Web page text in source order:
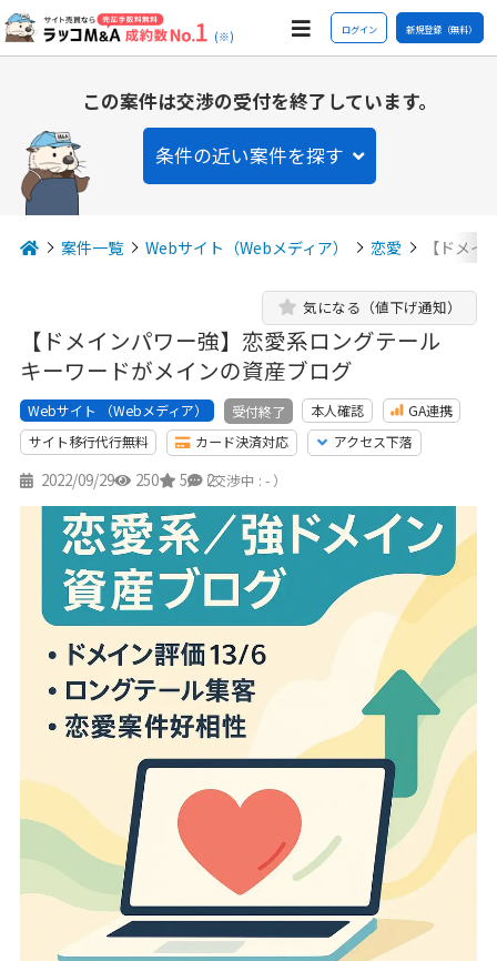
(※) ログイン 新規登録（無料）
この案件は交渉の受付を終了しています。
条件の近い案件を探す
案件一覧 Webサイト（Webメディア） 恋愛 【ドメ
【ドメインパワー強】恋愛系ロングテール
キーワードがメインの資産ブログ
気になる（値下げ通知）
Webサイト （Webメディア） 受付終了 本人確認
GA連携
サイト移行代行無料
カード決済対応 アクセス下落
2022/09/29 250 5 2
（交渉中 : - ）